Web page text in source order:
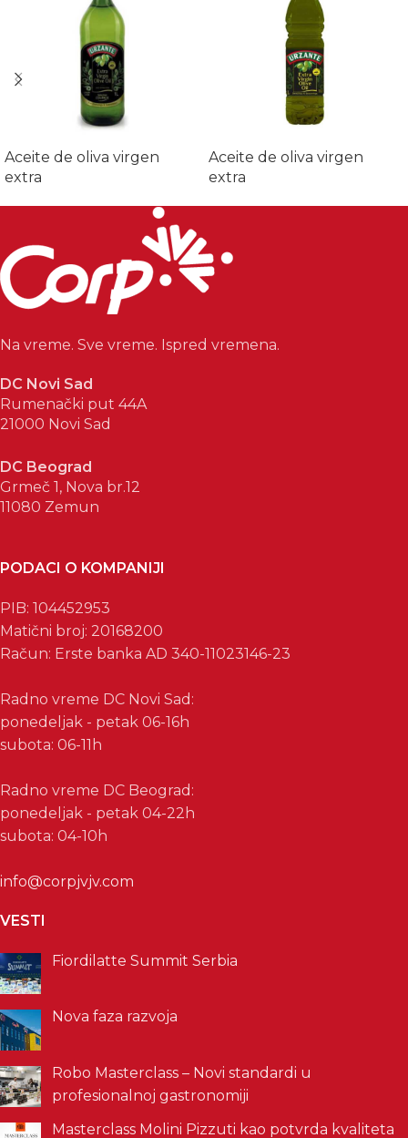
Aceite de oliva virgen
extra
Aceite de oliva virgen
extra
Na vreme. Sve vreme. Ispred vremena.
DC Novi Sad
Rumenački put 44A
21000 Novi Sad
DC Beograd
Grmeč 1, Nova br.12
11080 Zemun
PODACI O KOMPANIJI
PIB: 104452953
Matični broj: 20168200
Račun: Erste banka AD 340-11023146-23
Radno vreme DC Novi Sad:
ponedeljak - petak 06-16h
subota: 06-11h
Radno vreme DC Beograd:
ponedeljak - petak 04-22h
subota: 04-10h
info@corpjvjv.com
VESTI
Fiordilatte Summit Serbia
Nova faza razvoja
Robo Masterclass – Novi standardi u
profesionalnoj gastronomiji
Masterclass Molini Pizzuti kao potvrda kvaliteta